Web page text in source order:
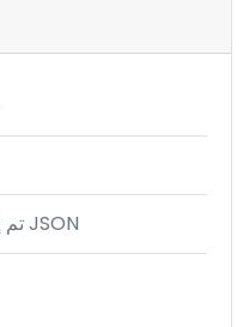
تم إنشاء مجموعة البيانات بتنسيق JSON